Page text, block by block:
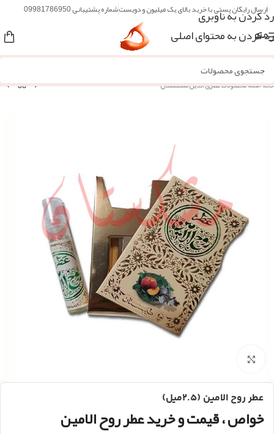
رد کردن به ناوبری
رد کردن به محتوای اصلی
ارسال رایگان پستی با خرید بالای یک میلیون و دویستشماره پشتیبانی 09981786950
منو
خانه/همه محصولات عطاری آنلاین مُشکستان
عطر روح الامین (2.5میل)
خواص ، قیمت و خرید عطر روح الامین